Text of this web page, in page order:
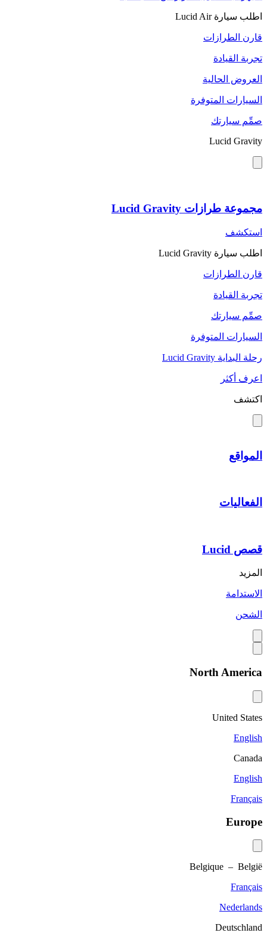
اطلب سيارة Lucid Air
قارن الطرازات
تجربة القيادة
العروض الحالية
السيارات المتوفرة
صمِّم سيارتك
Lucid Gravity
مجموعة طرازات Lucid Gravity
استكشف
اطلب سيارة Lucid Gravity
قارن الطرازات
تجربة القيادة
صمِّم سيارتك
السيارات المتوفرة
رحلة البداية Lucid Gravity
اعرف أكثر
اكتشف
المواقع
الفعاليات
قصص Lucid
المزيد
الاستدامة
الشحن
North America
United States
English
Canada
English
Français
Europe
Belgique – België
Français
Nederlands
Deutschland